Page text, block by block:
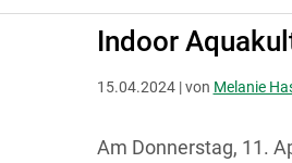
Indoor
15.04.2024 | von Melanie
Am Donnerstag, 11.